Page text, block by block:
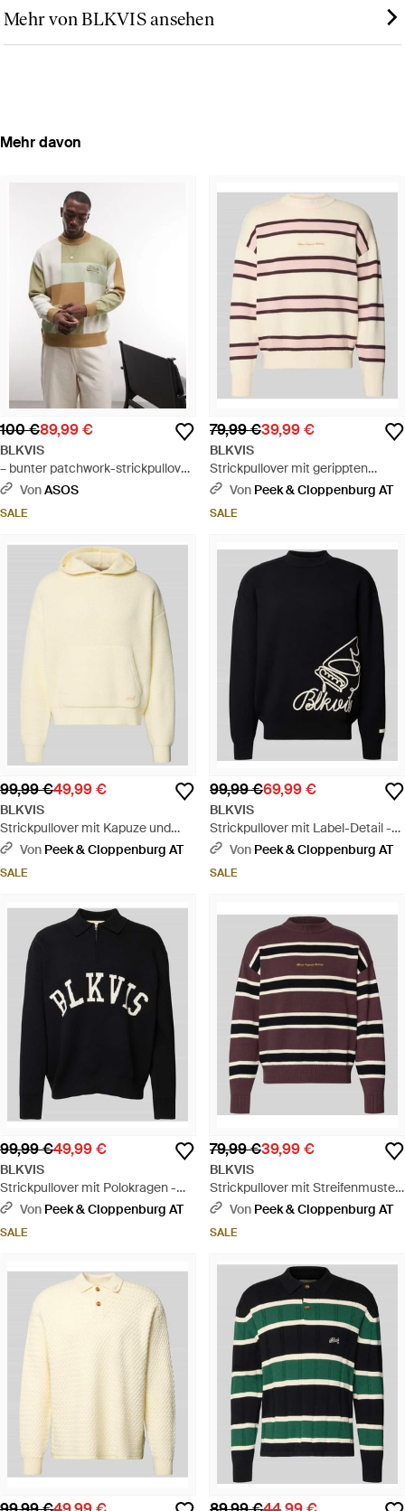
Mehr von BLKVIS ansehen
Mehr davon
100 €89,99 €
BLKVIS
– bunter patchwork-strickpullover
mit rundhalsausschnitt - Grün
VonASOS
SALE
79,99 €39,99 €
BLKVIS
Strickpullover mit gerippten
Abschlüssen - Natur
Von Peek & Cloppenburg AT
SALE
99,99 €49,99 €
BLKVIS
Strickpullover mit Kapuze und
Känguru-Tasche Modell 'Script' -
Von Peek & Cloppenburg AT
SALE
99,99 €69,99 €
BLKVIS
Strickpullover mit Label-Detail -
BlauVon Peek & Cloppenburg AT
SALE
99,99 €49,99 €
BLKVIS
Strickpullover mit Polokragen -
BlauVon Peek & Cloppenburg AT
SALE
79,99 €39,99 €
BLKVIS
Strickpullover mit Streifenmuster
und Label-Stitching - Mehrfarbig
Von Peek & Cloppenburg AT
SALE